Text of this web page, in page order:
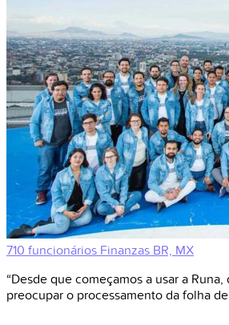
710 funcionários Finanzas BR, MX
“Desde que começamos a usar a
preocupar o processamento da folha